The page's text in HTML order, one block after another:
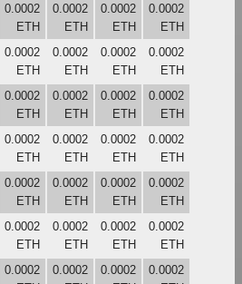
0.0002
ETH
0.0002
ETH
0.0002
ETH
0.0002
ETH
0.0002
ETH
0.0002
ETH
0.0002
ETH
0.0002
ETH
0.0002
ETH
0.0002
ETH
0.0002
ETH
0.0002
ETH
0.0002
ETH
0.0002
ETH
0.0002
ETH
0.0002
ETH
0.0002
ETH
0.0002
ETH
0.0002
ETH
0.0002
ETH
0.0002
ETH
0.0002
ETH
0.0002
ETH
0.0002
ETH
0.0002
0.0002
0.0002
0.0002